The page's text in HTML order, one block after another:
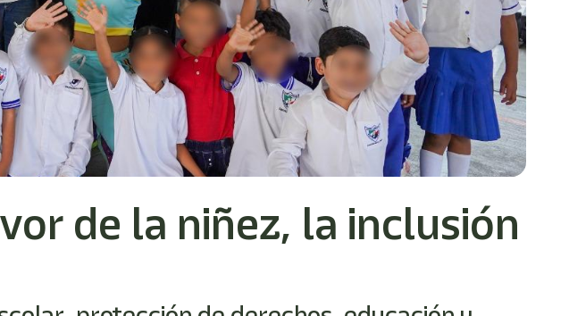
de la niñez, la inclusión